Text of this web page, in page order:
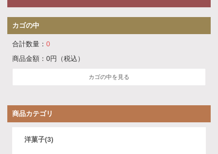
カゴの中
合計数量： 0
商品金額： 0円 （税込）
カゴの中を見る
商品カテゴリ
洋菓子(3)